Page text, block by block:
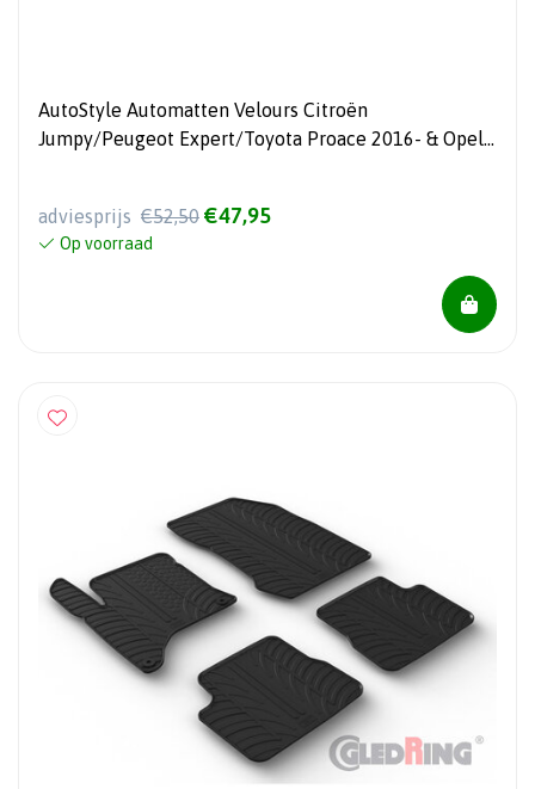
AutoStyle Automatten Velours Citroën
Jumpy/Peugeot Expert/Toyota Proace 2016- & Opel
adviesprijs €52,50 €47,95
Op voorraad